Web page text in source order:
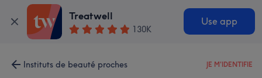
Treatwell
130K
Use app
Instituts de beauté proches JE M'IDENTIFIE